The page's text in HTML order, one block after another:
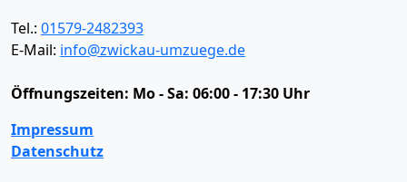
Tel.: 01579-2482393
E-Mail: info@zwickau-umzuege.de
Öffnungszeiten: Mo - Sa: 06:00 - 17:30 Uhr
Impressum
Datenschutz